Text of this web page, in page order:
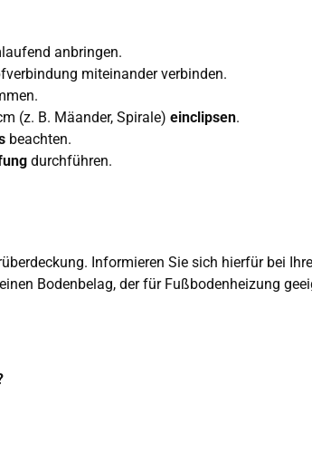
anbringen.
miteinander verbinden.
(z. B. Mäander, Spirale) einclipsen.
beachten.
durchführen.
Informieren Sie sich hierfür bei
Bodenbelag, der für Fußbodenheizung